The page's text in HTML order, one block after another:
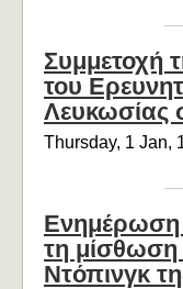
Συμμετοχή
του
Λευκωσίας
Thursday, 1 Jan,
Ενημέρωση
τη
Ντόπινγκ